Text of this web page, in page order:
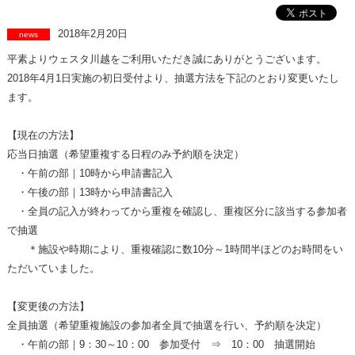
news 2018年2月20日
平素よりウェスタ川越をご利用いただき誠にありがとうございます。
2018年4月1日実施の初日受付より、抽選方法を下記のとおり変更いたし
ます。
【現在の方法】
応当日抽選（希望重複する日程のみ予約順を決定）
・午前の部｜10時から申請書記入
・午後の部｜13時から申請書記入
・全員の記入が終わってから重複を確認し、重複区分に該当する参加者
で抽選
＊施設や時期により、重複確認に数10分～1時間半ほどのお時間をい
ただいていました。
【変更後の方法】
全員抽選（希望重複施設の参加者全員で抽選を行い、予約順を決定）
・午前の部｜9：30～10：00 参加受付 ⇒ 10：00 抽選開始